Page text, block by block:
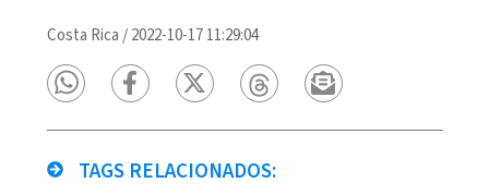
Costa Rica /2022-10-17 11:29:04
TAGS RELACIONADOS: